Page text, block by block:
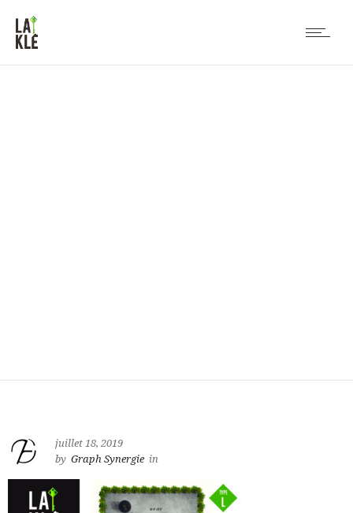
juillet 18, 2019
by Graph Synergie in